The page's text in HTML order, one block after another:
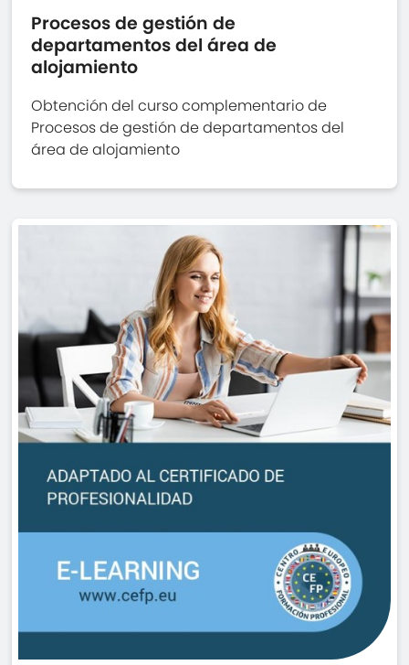
Procesos de gestión de
departamentos del área de
alojamiento
Obtención del curso complementario de
Procesos de gestión de departamentos del
área de alojamiento